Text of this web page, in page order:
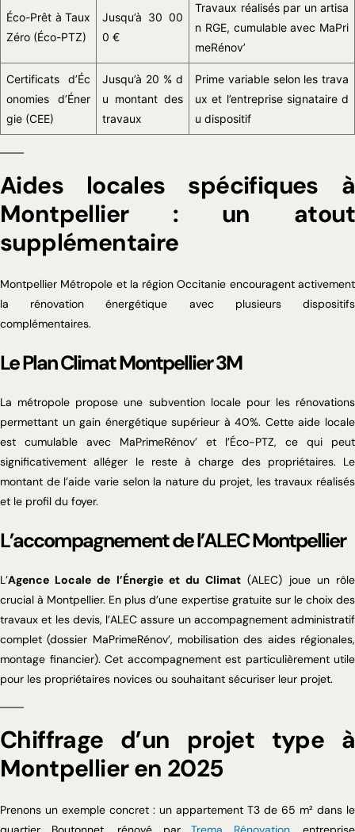
Éco-Prêt à Taux
Zéro (Éco-PTZ)
Jusqu’à 30 00
0 €
Travaux réalisés par un artisa
n RGE, cumulable avec MaPri
meRénov’
Certificats d’Éc
onomies d’Éner
gie (CEE)
Jusqu’à 20 % d
u montant des
travaux
Prime variable selon les trava
ux et l’entreprise signataire d
u dispositif
Aides locales spécifiques à
Montpellier : un atout
supplémentaire
Montpellier Métropole et la région Occitanie encouragent activement
la rénovation énergétique avec plusieurs dispositifs
complémentaires.
Le Plan Climat Montpellier 3M
La métropole propose une subvention locale pour les rénovations
permettant un gain énergétique supérieur à 40%. Cette aide locale
est cumulable avec MaPrimeRénov’ et l’Éco-PTZ, ce qui peut
significativement alléger le reste à charge des propriétaires. Le
montant de l’aide varie selon la nature du projet, les travaux réalisés
et le profil du foyer.
L’accompagnement de l’ALEC Montpellier
L’Agence Locale de l’Énergie et du Climat (ALEC) joue un rôle
crucial à Montpellier. En plus d’une expertise gratuite sur le choix des
travaux et les devis, l’ALEC assure un accompagnement administratif
complet (dossier MaPrimeRénov’, mobilisation des aides régionales,
montage financier). Cet accompagnement est particulièrement utile
pour les propriétaires novices ou souhaitant sécuriser leur projet.
Chiffrage d’un projet type à
Montpellier en 2025
Prenons un exemple concret : un appartement T3 de 65 m² dans le